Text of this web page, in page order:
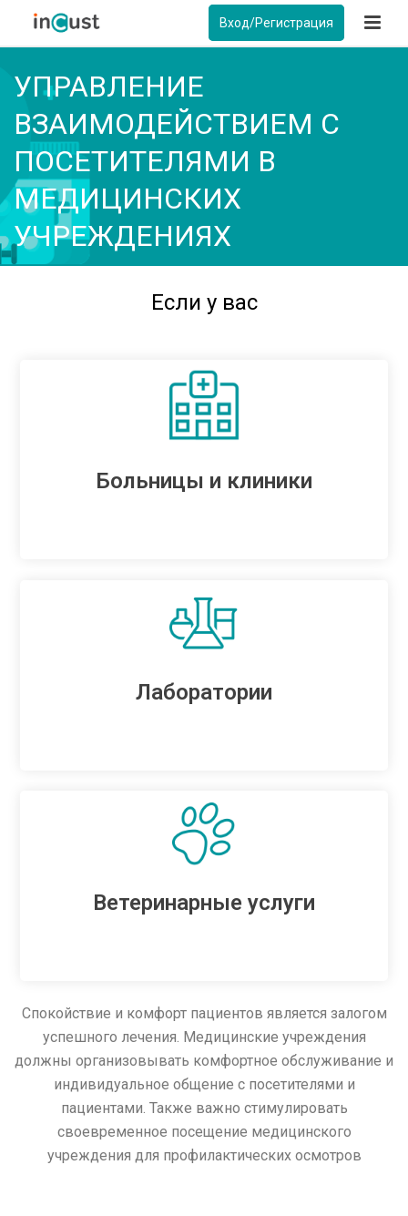
Вход/Регистрация
УПРАВЛЕНИЕ
ВЗАИМОДЕЙСТВИЕМ С
ПОСЕТИТЕЛЯМИ В
МЕДИЦИНСКИХ
УЧРЕЖДЕНИЯХ
Если у вас
Больницы и клиники
Лаборатории
Ветеринарные услуги
Спокойствие и комфорт пациентов является залогом
успешного лечения. Медицинские учреждения
должны организовывать комфортное обслуживание и
индивидуальное общение с посетителями и
пациентами. Также важно стимулировать
своевременное посещение медицинского
учреждения для профилактических осмотров